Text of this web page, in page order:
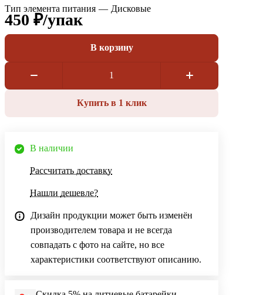
Тип элемента питания — Дисковые
450 ₽/упак
В корзину
Купить в 1 клик
В наличии
Рассчитать доставку
Нашли дешевле?
Дизайн продукции может быть изменён
производителем товара и не всегда
совпадать с фото на сайте, но все
характеристики соответствуют описанию.